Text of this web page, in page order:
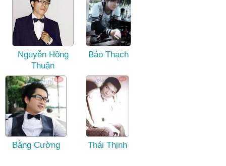
Nguyễn Hồng
Thuận
Bảo Thạch
Bằng Cường Thái Thịnh